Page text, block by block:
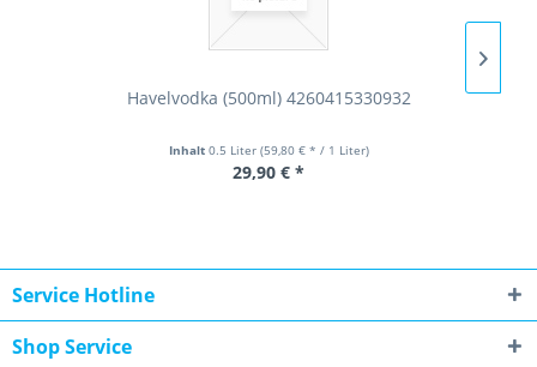
Havelvodka (500ml) 4260415330932
Inhalt 0.5 Liter (59,80 € * / 1 Liter)
29,90 € *
Service Hotline
Shop Service